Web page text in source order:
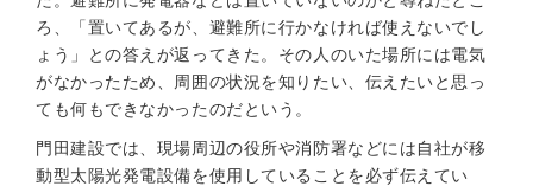
ろ、「置いてあるが、避難所に行かなければ使えないでし
ょう」との答えが返ってきた。その人のいた場所には電気
がなかったため、周囲の状況を知りたい、伝えたいと思っ
ても何もできなかったのだという。
門田建設では、現場周辺の役所や消防署などには自社が移
動型太陽光発電設備を使用していることを必ず伝えてい